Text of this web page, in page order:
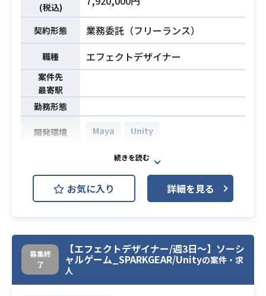
必須スキル
・Unityのパーティクルシステムを用
いた、3Dエフェクトの実務経験
・Maya,Photoshop,Unityパーティ
クルシステムの使用実務経験
務経験
(税込)
契約形態 業務委託（フリーランス）
職種 エフェクトデザイナー
案件先
最寄駅
勤務形態
開発環境 Maya Unity
業務内容
大規模タイトルのゲームエフェクト
デザイナーとして携わって頂きま
す。
【業務内容】
フェクトを制作する
・Unity上での描画パフォーマンスを
お気に入り 詳細を見る
募集終
了
【エフェクトデザイナー/週3日～】ソーシ
ャルゲーム_SPARKGEAR/Unityの案件・求
人